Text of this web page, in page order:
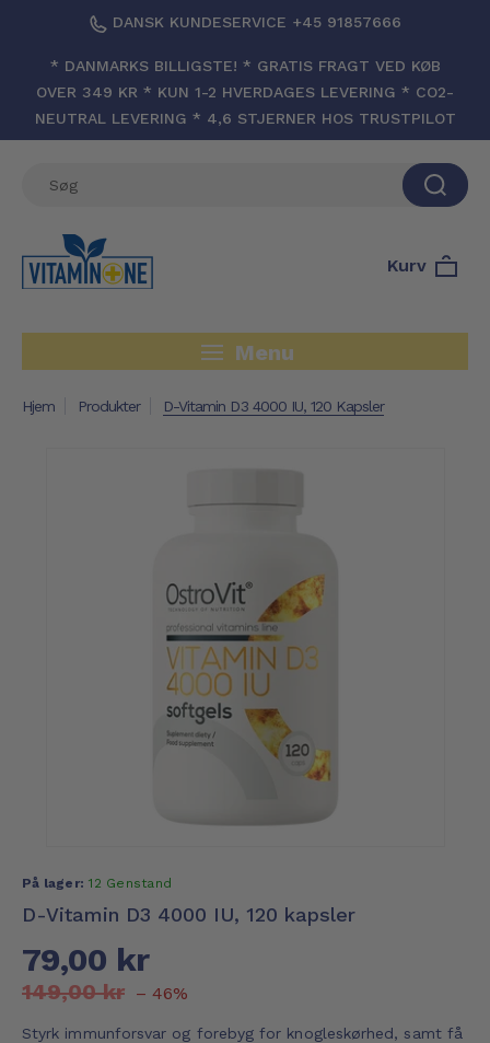
DANSK KUNDESERVICE +45 91857666
* DANMARKS BILLIGSTE! * GRATIS FRAGT VED KØB
OVER 349 KR * KUN 1-2 HVERDAGES LEVERING * CO2-
NEUTRAL LEVERING * 4,6 STJERNER HOS TRUSTPILOT
Kurv
Menu
Hjem Produkter D-Vitamin D3 4000 IU, 120 Kapsler
På lager: 12 Genstand
D-Vitamin D3 4000 IU, 120 kapsler
79,00 kr
149,00 kr – 46%
Styrk immunforsvar og forebyg for knogleskørhed, samt få